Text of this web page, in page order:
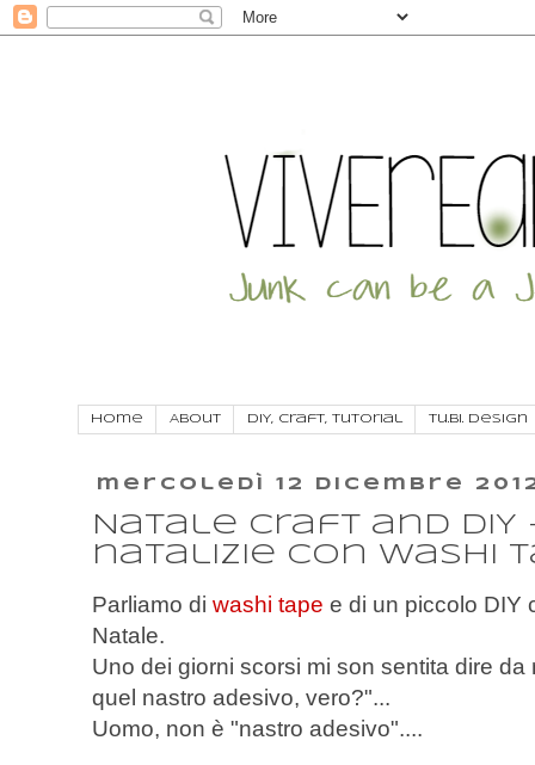
Home About DIY, craft, tutorial Tu.Bi. Design
mercoledì 12 dicembre
Natale craft and DIY
natalizie con washi
Parliamo di washi tape e di un piccolo DIY
Natale.
Uno dei giorni scorsi mi son sentita dire
quel nastro adesivo, vero?"...
Uomo, non è "nastro adesivo"....